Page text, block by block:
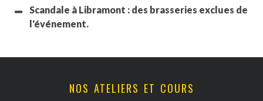
Scandale à Libramont : des brasseries exclues de
l'événement.
NOS ATELIERS ET COURS